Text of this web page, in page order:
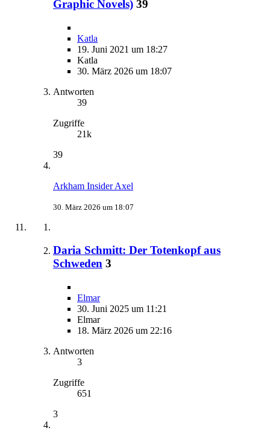
Graphic Novels) 39
Katla
19. Juni 2021 um 18:27
Katla
30. März 2026 um 18:07
Antworten
39
Zugriffe
21k
39
Arkham Insider Axel
30. März 2026 um 18:07
Daria Schmitt: Der Totenkopf aus
Schweden 3
Elmar
30. Juni 2025 um 11:21
Elmar
18. März 2026 um 22:16
Antworten
3
Zugriffe
651
3